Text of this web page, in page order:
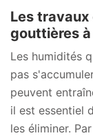
Les travaux
gouttières
Les humidités
pas
peuvent
il est essentiel
les éliminer.